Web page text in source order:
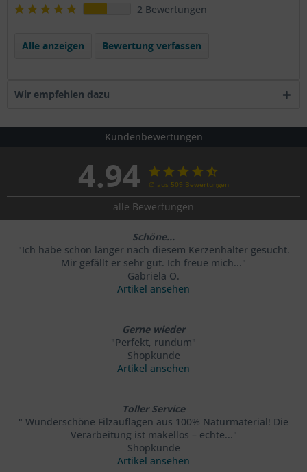
2 Bewertungen
Alle anzeigen Bewertung verfassen
Wir empfehlen dazu
Kundenbewertungen
4.94 ∅ aus 509 Bewertungen
alle Bewertungen
Schöne...
"Ich habe schon länger nach diesem Kerzenhalter gesucht.
Mir gefällt er sehr gut. Ich freue mich..."
Gabriela O.
Artikel ansehen
Gerne wieder
"Perfekt, rundum"
Shopkunde
Artikel ansehen
Toller Service
" Wunderschöne Filzauflagen aus 100% Naturmaterial! Die
Verarbeitung ist makellos – echte..."
Shopkunde
Artikel ansehen